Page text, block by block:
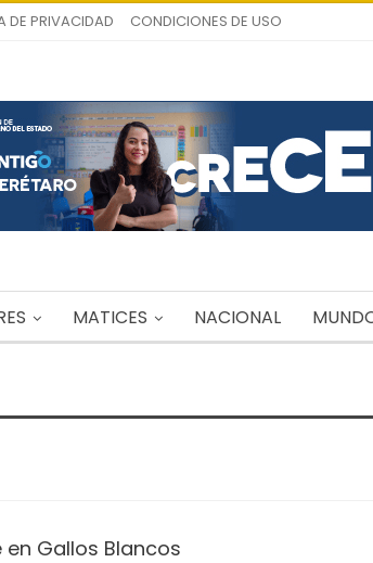
DE PRIVACIDAD CONDICIONES DE USO
MATICES NACIONAL
Gallos Blancos